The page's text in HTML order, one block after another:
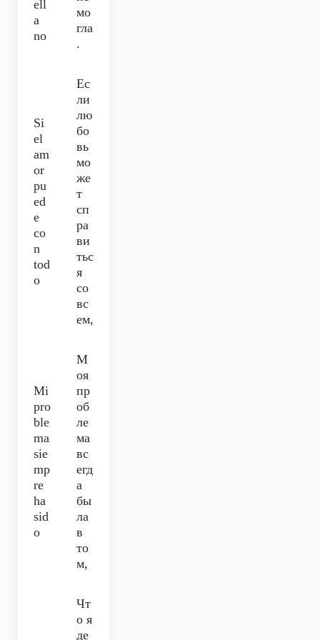
ell
a
no
мо
гла
.
Si
el
am
or
pu
ed
e
co
n
tod
o
Ес
ли
лю
бо
вь
мо
же
т
сп
ра
ви
тьс
я
со
вс
ем,
Mi
pro
ble
ma
sie
mp
re
ha
sid
o
М
оя
пр
об
ле
ма
вс
егд
а
бы
ла
в
то
м,
Чт
о я
де